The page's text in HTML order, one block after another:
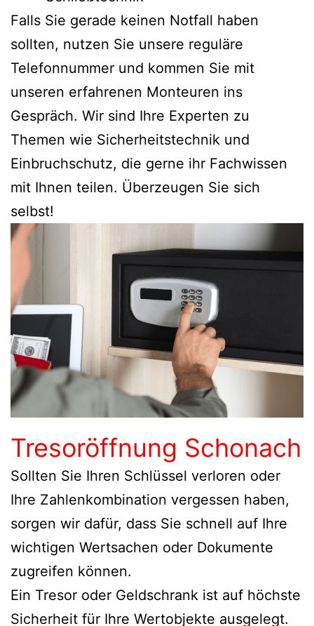
Falls Sie gerade keinen Notfall haben
sollten, nutzen Sie unsere reguläre
Telefonnummer und kommen Sie mit
unseren erfahrenen Monteuren ins
Gespräch. Wir sind Ihre Experten zu
Themen wie Sicherheitstechnik und
Einbruchschutz, die gerne ihr Fachwissen
mit Ihnen teilen. Überzeugen Sie sich
selbst!
Tresoröffnung Schonach
Sollten Sie Ihren Schlüssel verloren oder
Ihre Zahlenkombination vergessen haben,
sorgen wir dafür, dass Sie schnell auf Ihre
wichtigen Wertsachen oder Dokumente
zugreifen können.
Ein Tresor oder Geldschrank ist auf höchste
Sicherheit für Ihre Wertobjekte ausgelegt.